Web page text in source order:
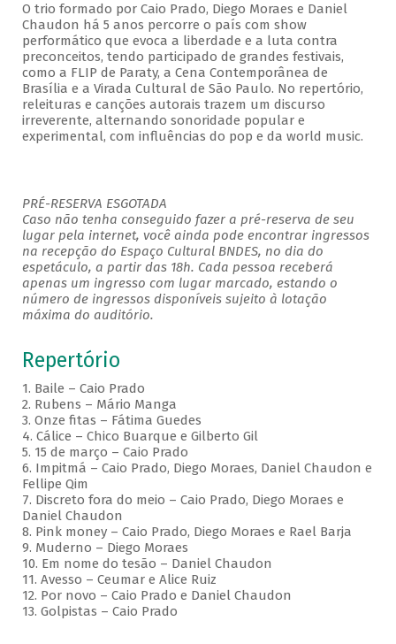
O trio formado por Caio Prado, Diego Moraes e Daniel
Chaudon há 5 anos percorre o país com show
performático que evoca a liberdade e a luta contra
preconceitos, tendo participado de grandes festivais,
como a FLIP de Paraty, a Cena Contemporânea de
Brasília e a Virada Cultural de São Paulo. No repertório,
releituras e canções autorais trazem um discurso
irreverente, alternando sonoridade popular e
experimental, com influências do pop e da world music.
PRÉ-RESERVA ESGOTADA
Caso não tenha conseguido fazer a pré-reserva de seu
lugar pela internet, você ainda pode encontrar ingressos
na recepção do Espaço Cultural BNDES, no dia do
espetáculo, a partir das 18h. Cada pessoa receberá
apenas um ingresso com lugar marcado, estando o
número de ingressos disponíveis sujeito à lotação
máxima do auditório.
Repertório
1. Baile – Caio Prado
2. Rubens – Mário Manga
3. Onze fitas – Fátima Guedes
4. Cálice – Chico Buarque e Gilberto Gil
5. 15 de março – Caio Prado
6. Impitmá – Caio Prado, Diego Moraes, Daniel Chaudon e
Fellipe Qim
7. Discreto fora do meio – Caio Prado, Diego Moraes e
Daniel Chaudon
8. Pink money – Caio Prado, Diego Moraes e Rael Barja
9. Muderno – Diego Moraes
10. Em nome do tesão – Daniel Chaudon
11. Avesso – Ceumar e Alice Ruiz
12. Por novo – Caio Prado e Daniel Chaudon
13. Golpistas – Caio Prado